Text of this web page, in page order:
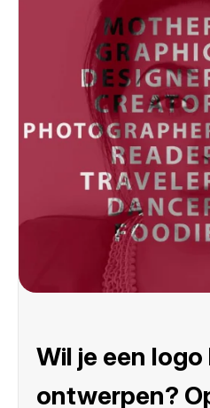
Wil je een
ontwerpen?